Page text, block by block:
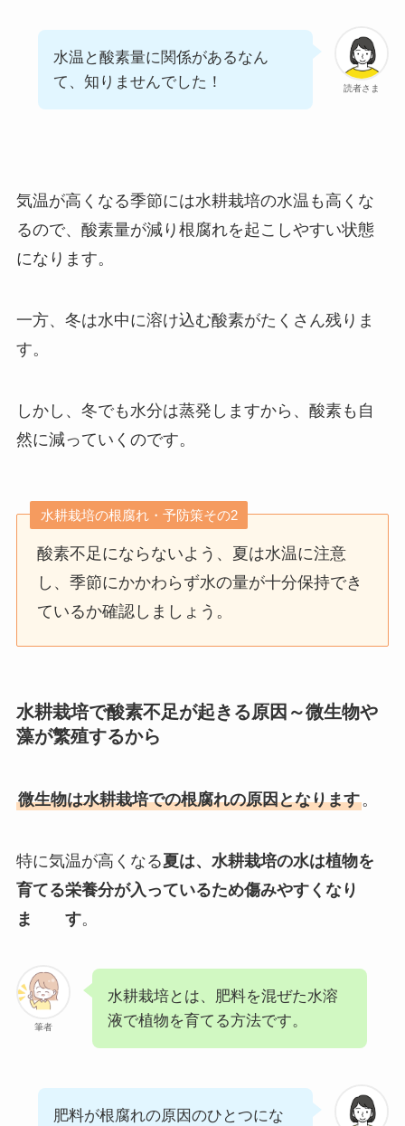
読者さま
水温と酸素量に関係があるなん
て、知りませんでした！
気温が高くなる季節には水耕栽培の水温も高くな
るので、酸素量が減り根腐れを起こしやすい状態
になります。
一方、冬は水中に溶け込む酸素がたくさん残りま
す。
しかし、冬でも水分は蒸発しますから、酸素も自
然に減っていくのです。
水耕栽培の根腐れ・予防策その2
酸素不足にならないよう、夏は水温に注意
し、季節にかかわらず水の量が十分保持でき
ているか確認しましょう。
水耕栽培で酸素不足が起きる原因～微生物や
藻が繁殖するから
微生物は水耕栽培での根腐れの原因となります。
特に気温が高くなる夏は、水耕栽培の水は植物を
育てる栄養分が入っているため傷みやすくなり
ま す。
筆者
水耕栽培とは、肥料を混ぜた水溶
液で植物を育てる方法です。
肥料が根腐れの原因のひとつにな